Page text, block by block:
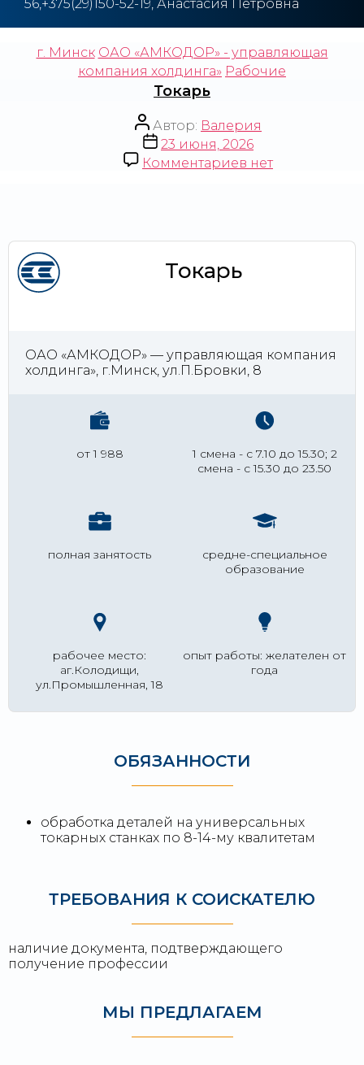
56,+375(29)150-52-19, Анастасия Петровна
г. Минск ОАО «АМКОДОР» - управляющая
компания холдинга» Рабочие
Токарь
Автор: Валерия
23 июня, 2026
Комментариев нет
Токарь
ОАО «АМКОДОР» — управляющая компания
холдинга», г.Минск, ул.П.Бровки, 8
от 1 988
1 смена - с 7.10 до 15.30; 2
смена - с 15.30 до 23.50
полная занятость
средне-специальное
образование
рабочее место:
аг.Колодищи,
ул.Промышленная, 18
опыт работы: желателен от
года
ОБЯЗАННОСТИ
обработка деталей на универсальных
токарных станках по 8-14-му квалитетам
ТРЕБОВАНИЯ К СОИСКАТЕЛЮ
наличие документа, подтверждающего
получение профессии
МЫ ПРЕДЛАГАЕМ